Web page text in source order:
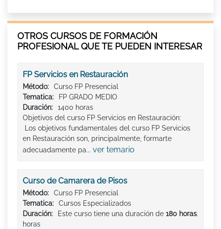
OTROS CURSOS DE FORMACIÓN
PROFESIONAL QUE TE PUEDEN INTERESAR
FP Servicios en Restauración
Método:
Curso FP Presencial
Tematica:
FP GRADO MEDIO
Duración:
1400 horas
Objetivos del curso FP Servicios en Restauración:
Los objetivos fundamentales del curso FP Servicios
en Restauración son, principalmente, formarte
adecuadamente pa... ver temario
Curso de Camarera de Pisos
Método:
Curso FP Presencial
Tematica:
Cursos Especializados
Duración:
Este curso tiene una duración de 180 horas.
horas